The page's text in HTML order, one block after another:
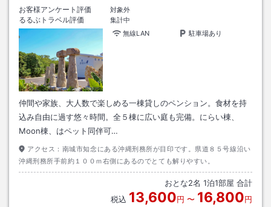
お客様アンケート評価
対象外
るるぶトラベル評価
集計中
無線LAN
駐車場あり
仲間や家族、大人数で楽しめる一棟貸しのペンション。食材を持
込み自由に過す悠々時間。全５棟に広い庭も完備。にらい棟、
Moon棟、はペット同伴可…
アクセス： 南城市知念にある沖縄刑務所が目印です。県道８５号線沿い
沖縄刑務所手前約１００ｍ右側にあるのでとても解りやすい。
おとな2名 1泊1部屋 合計
税込 13,600円 〜 16,800円